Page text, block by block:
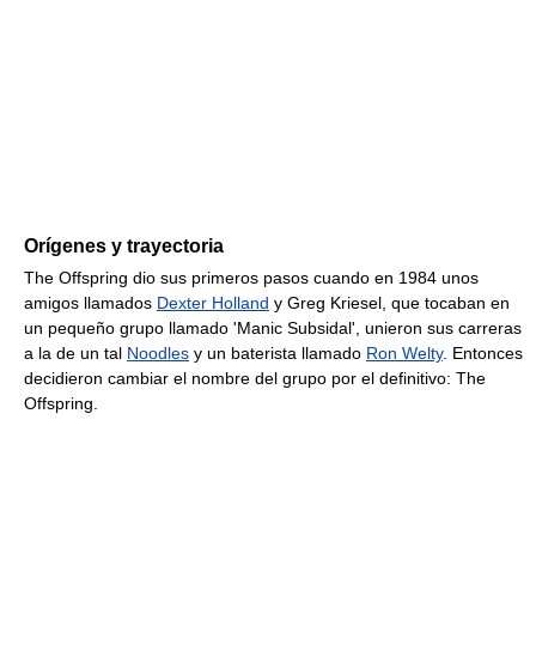
Orígenes y trayectoria
The Offspring dio sus primeros pasos cuando en 1984 unos
amigos llamados Dexter Holland y Greg Kriesel, que tocaban en
un pequeño grupo llamado 'Manic Subsidal', unieron sus carreras
a la de un tal Noodles y un baterista llamado Ron Welty. Entonces
decidieron cambiar el nombre del grupo por el definitivo: The
Offspring.